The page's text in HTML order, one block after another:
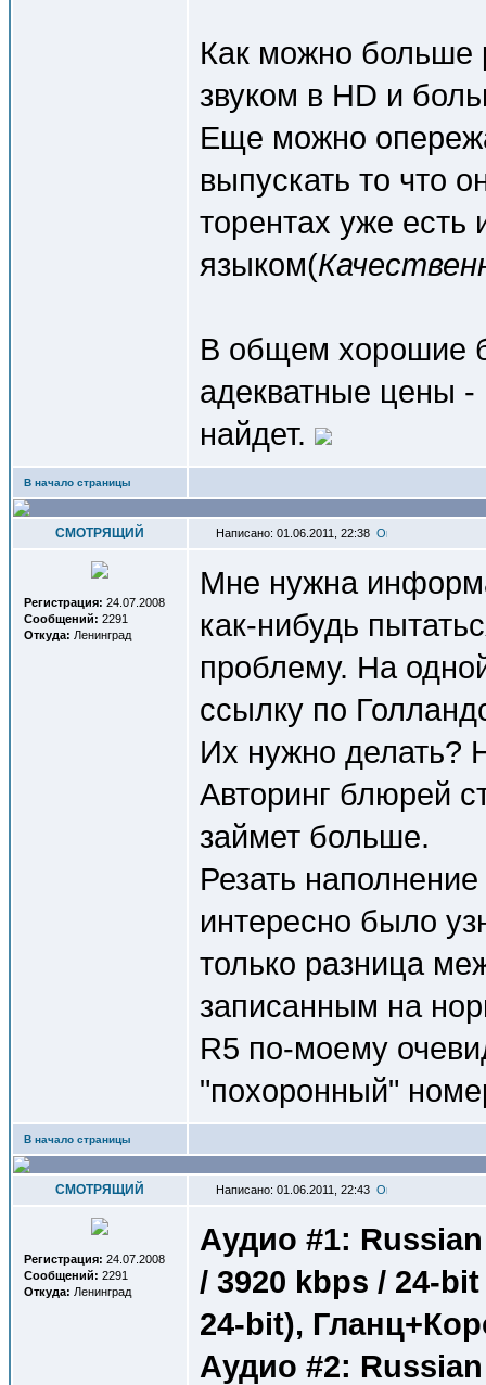
Как можно больше
звуком в HD и
Еще можно
выпускать то что
торентах уже есть
языком(
В общем хорошие
адекватные цены -
найдет.
В начало страницы
СМОТРЯЩИЙ Написано: 01.06.2011, 22:38
Регистрация: 24.07.2008
Сообщений: 2291
Откуда: Ленинград
Мне нужна
как-нибудь
проблему. На
ссылку по
Их нужно делать?
Авторинг блюрей
займет больше.
Резать
интересно было
только разница
записанным на
R5 по-моему
"похоронный"
В начало страницы
СМОТРЯЩИЙ Написано: 01.06.2011, 22:43
Регистрация: 24.07.2008
Сообщений: 2291
Откуда: Ленинград
Аудио #1:
/ 3920 kbps / 24-
24-bit),
Аудио #2: